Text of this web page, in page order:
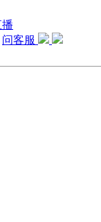
问客服